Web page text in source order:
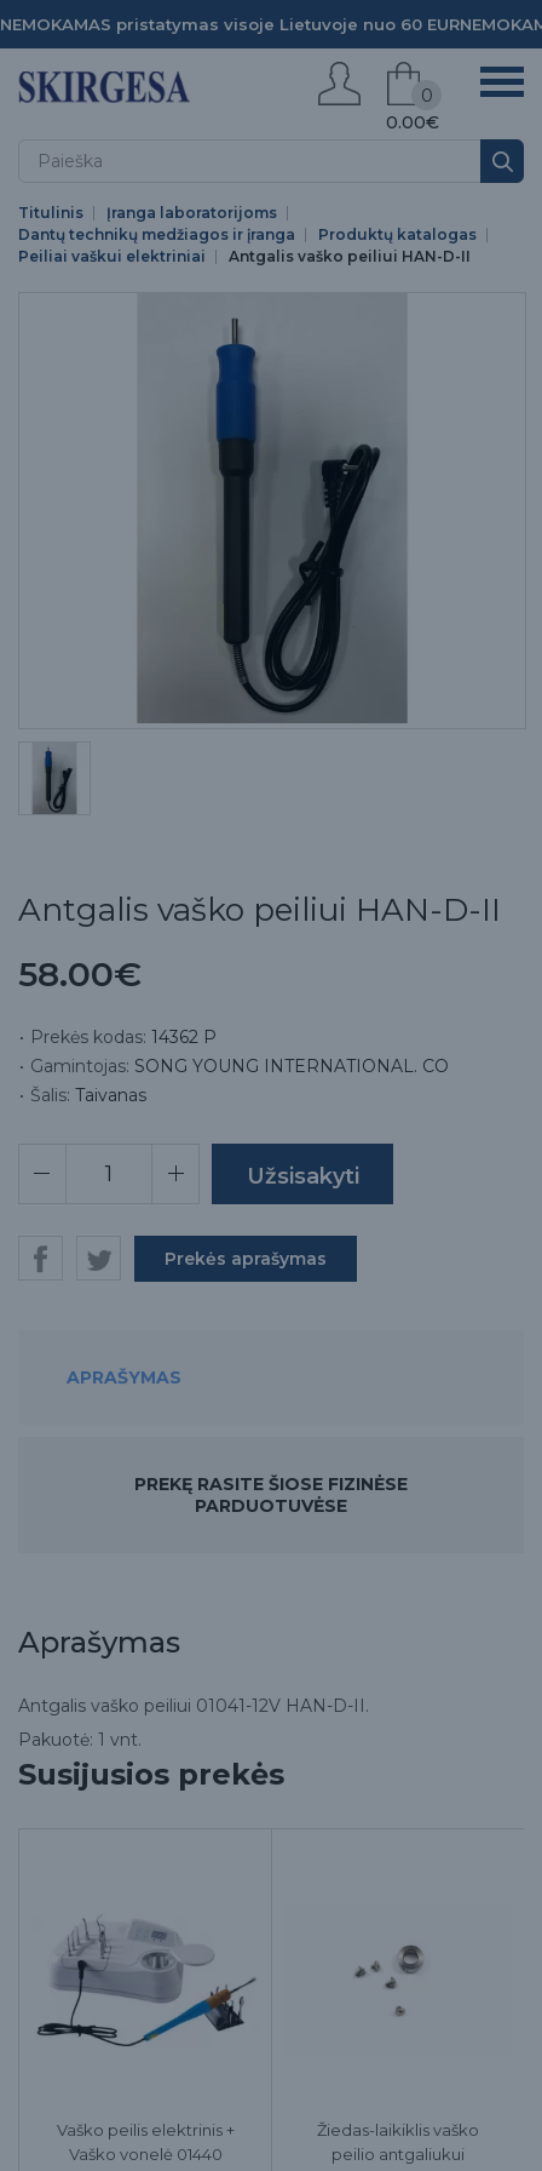
NEMOKAMAS pristatymas visoje Lietuvoje nuo 60 EUR
0.00€
0
Titulinis
Įranga laboratorijoms
Dantų technikų medžiagos ir įranga
Produktų katalogas
Peiliai vaškui elektriniai
Antgalis vaško peiliui HAN-D-II
Antgalis vaško peiliui HAN-D-II
58.00€
Prekės kodas: 14362 P
Gamintojas: SONG YOUNG INTERNATIONAL. CO
Šalis: Taivanas
Prekės aprašymas
APRAŠYMAS
PREKĘ RASITE ŠIOSE FIZINĖSE
PARDUOTUVĖSE
Aprašymas
Antgalis vaško peiliui 01041-12V HAN-D-II.
Pakuotė: 1 vnt.
Susijusios prekės
Vaško peilis elektrinis +
Vaško vonelė 01440
Žiedas-laikiklis vaško
peilio antgaliukui